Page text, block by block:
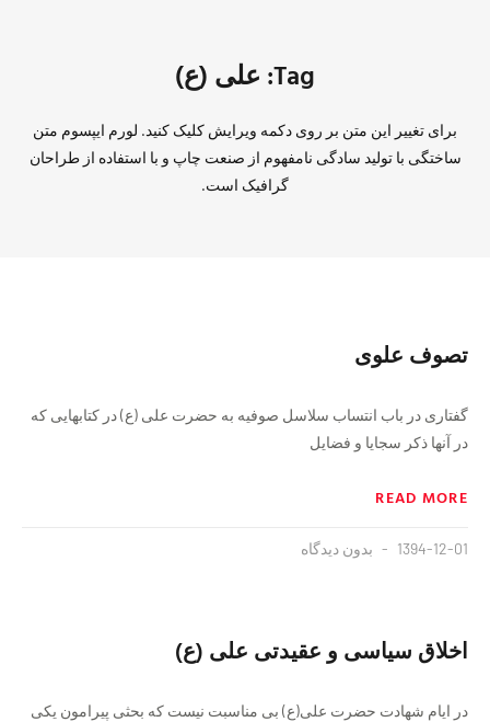
Tag: علی (ع)
برای تغییر این متن بر روی دکمه ویرایش کلیک کنید. لورم ایپسوم متن
ساختگی با تولید سادگی نامفهوم از صنعت چاپ و با استفاده از طراحان
گرافیک است.
تصوف علوی
گفتاری در باب انتساب سلاسل صوفیه به حضرت علی (ع) در کتابهایی که
در آنها ذکر سجایا و فضایل
READ MORE
1394-12-01 بدون دیدگاه
اخلاق سياسى و عقيدتى علی (ع)
در ايام شهادت حضرت على(ع) بى مناسبت نيست كه بحثی پیرامون يكى